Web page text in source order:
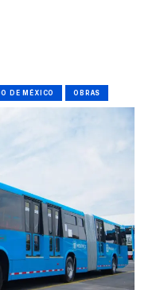
DE MÉXICO OBRAS